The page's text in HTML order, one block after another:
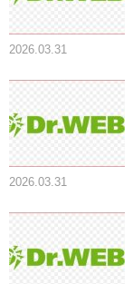
2026.03.31
2026.03.31